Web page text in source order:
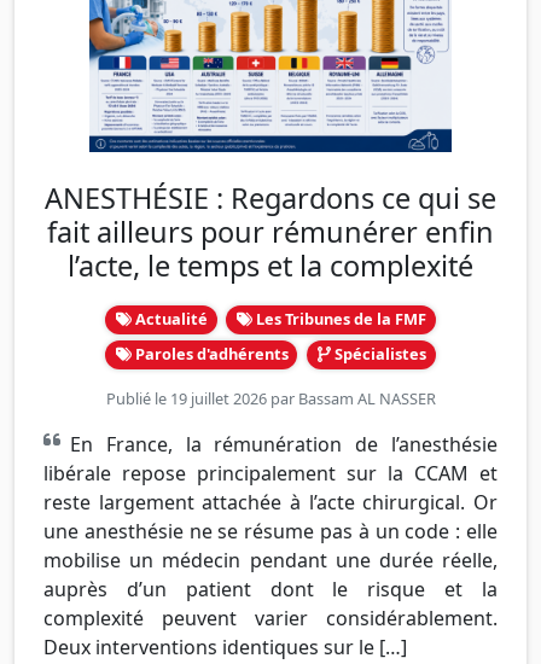
ANESTHÉSIE : Regardons ce qui se
fait ailleurs pour rémunérer enfin
l’acte, le temps et la complexité
Actualité
Les Tribunes de la FMF
Paroles d'adhérents
Spécialistes
Publié le 19 juillet 2026 par Bassam AL NASSER
En France, la rémunération de l’anesthésie
libérale repose principalement sur la CCAM et
reste largement attachée à l’acte chirurgical. Or
une anesthésie ne se résume pas à un code : elle
mobilise un médecin pendant une durée réelle,
auprès d’un patient dont le risque et la
complexité peuvent varier considérablement.
Deux interventions identiques sur le […]